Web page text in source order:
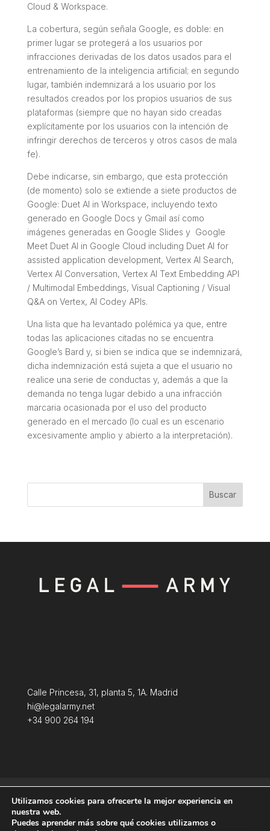
Cloud & Workspace.
La cobertura, según señala Google, es doble: en
primer lugar se protegerá a los usuarios por
infracciones derivadas de los datos usados para el
entrenamiento de la inteligencia artificial; en segundo
lugar, también indemnizará a los usuario por los
resultados creados por los propios usuarios de sus
plataformas (siempre que no hayan sido creadas
explícitamente por los usuarios con la intención de
infringir derechos de terceros y otros casos de mala
fe).
Debe indicarse, sin embargo, que esta protección
(de momento) solo se extiende a siete productos de
Google: Duet AI in Workspace, incluyendo texto
generado en Google Docs y Gmail así como
imágenes generadas en Google Slides y Google
Meet Duet AI in Google Cloud including Duet AI for
assisted application development, Vertex AI Search,
Vertex AI Conversation, Vertex AI Text Embedding API
/ Multimodal Embeddings, Visual Captioning / Visual
Q&A on Vertex, AI Codey APIs.
Una lista que ha levantado polémica ya que, entre
todas las aplicaciones citadas no se encuentra
Google’s Bard y, si bien se indica que se indemnizará,
dicha indemnización está sujeta a que el usuario no
realice una serie de conductas y, además a que la
demanda no tenga lugar debido a una infracción
marcaria ocasionada por el uso del producto
generado en el mercado (lo cual es un escenario
excesivamente amplio y abierto a la interpretación).
Buscar
Calle Princesa, 31, planta 5, 1A. Madrid
hi@legalarmy.net
+34 900 264 194
Política de Cookies
Utilizamos cookies para ofrecerte la mejor experiencia en
nuestra web.
Puedes aprender más sobre qué cookies utilizamos o